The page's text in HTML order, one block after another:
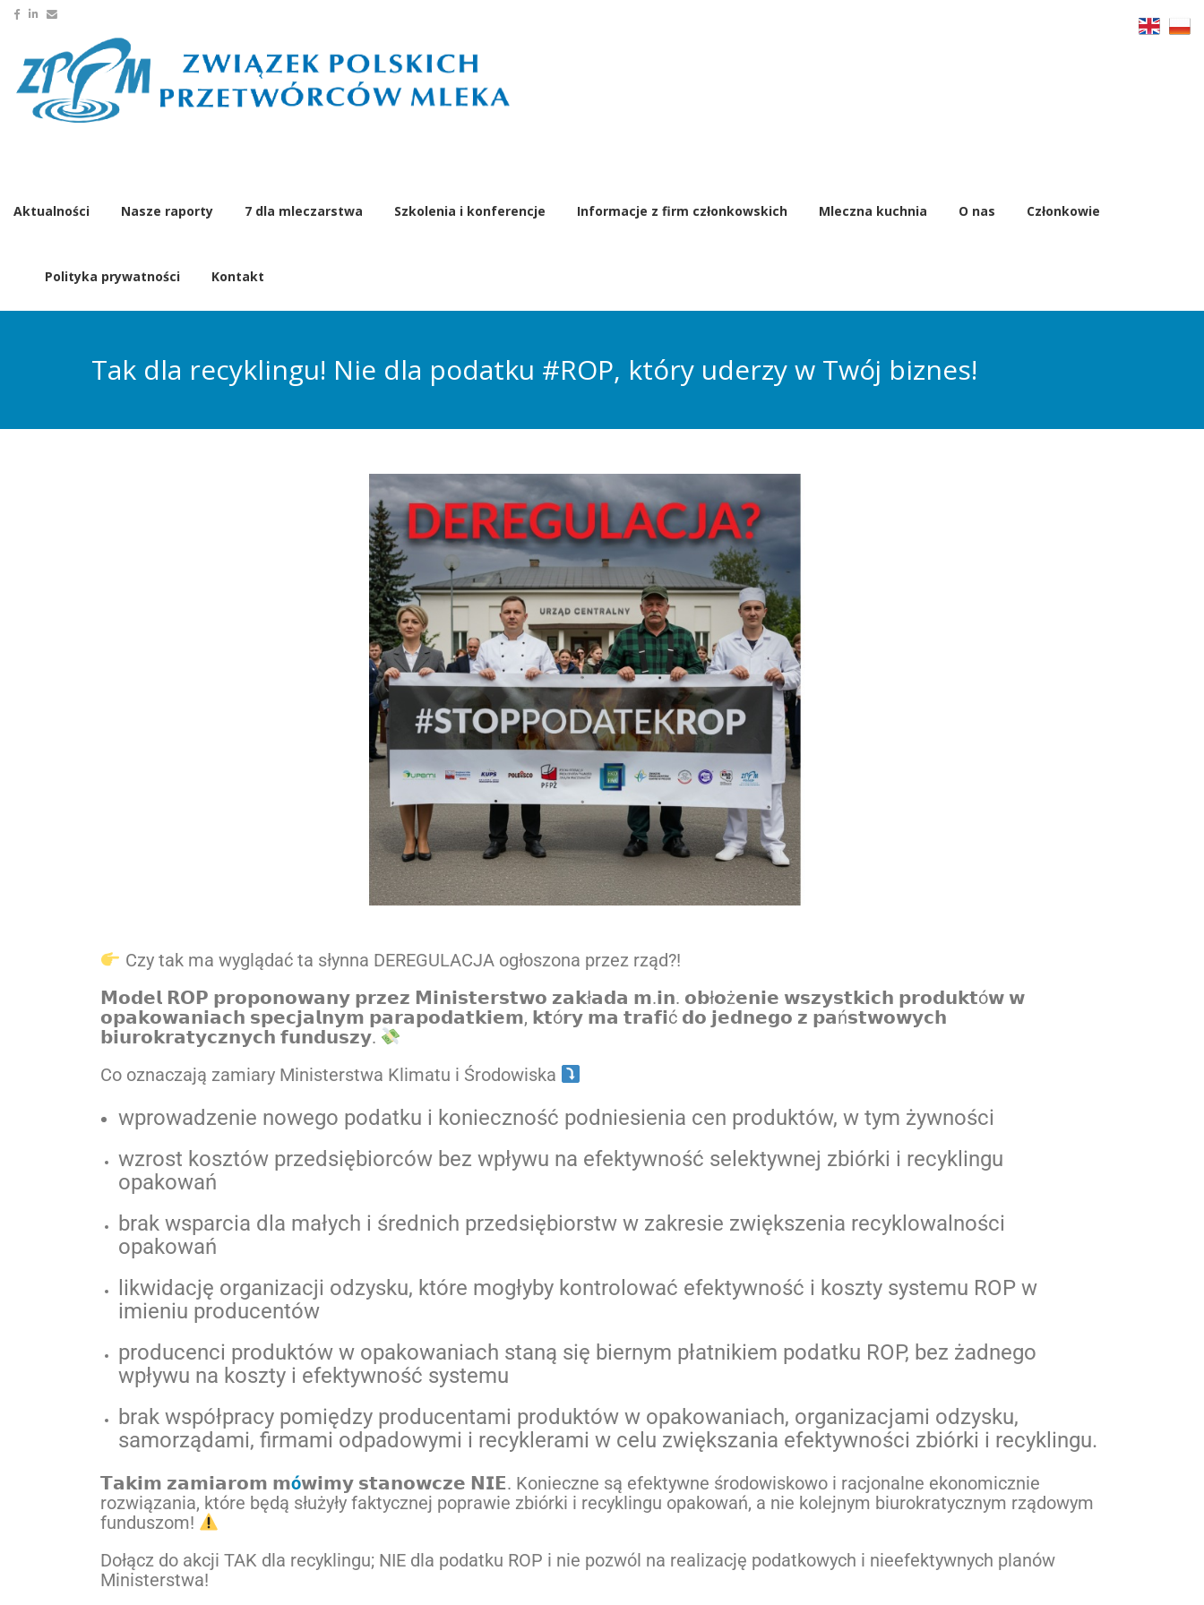
Aktualności Nasze raporty 7 dla mleczarstwa Szkolenia i konferencje Informacje z firm członkowskich Mleczna kuchnia O nas Członkowie
Polityka prywatności Kontakt
Tak dla recyklingu! Nie dla podatku #ROP, który uderzy w Twój biznes!
Czy tak ma wyglądać ta słynna DEREGULACJA ogłoszona przez rząd?!
𝗠𝗼𝗱𝗲𝗹 𝗥𝗢𝗣 𝗽𝗿𝗼𝗽𝗼𝗻𝗼𝘄𝗮𝗻𝘆 𝗽𝗿𝘇𝗲𝘇 𝗠𝗶𝗻𝗶𝘀𝘁𝗲𝗿𝘀𝘁𝘄𝗼 𝘇𝗮𝗸ł𝗮𝗱𝗮 𝗺.𝗶𝗻. 𝗼𝗯ł𝗼ż𝗲𝗻𝗶𝗲 𝘄𝘀𝘇𝘆𝘀𝘁𝗸𝗶𝗰𝗵 𝗽𝗿𝗼𝗱𝘂𝗸𝘁ó𝘄 𝘄
𝗼𝗽𝗮𝗸𝗼𝘄𝗮𝗻𝗶𝗮𝗰𝗵 𝘀𝗽𝗲𝗰𝗷𝗮𝗹𝗻𝘆𝗺 𝗽𝗮𝗿𝗮𝗽𝗼𝗱𝗮𝘁𝗸𝗶𝗲𝗺, 𝗸𝘁ó𝗿𝘆 𝗺𝗮 𝘁𝗿𝗮𝗳𝗶ć 𝗱𝗼 𝗷𝗲𝗱𝗻𝗲𝗴𝗼 𝘇 𝗽𝗮ń𝘀𝘁𝘄𝗼𝘄𝘆𝗰𝗵
𝗯𝗶𝘂𝗿𝗼𝗸𝗿𝗮𝘁𝘆𝗰𝘇𝗻𝘆𝗰𝗵 𝗳𝘂𝗻𝗱𝘂𝘀𝘇𝘆.
Co oznaczają zamiary Ministerstwa Klimatu i Środowiska
wprowadzenie nowego podatku i konieczność podniesienia cen produktów, w tym żywności
wzrost kosztów przedsiębiorców bez wpływu na efektywność selektywnej zbiórki i recyklingu
opakowań
brak wsparcia dla małych i średnich przedsiębiorstw w zakresie zwiększenia recyklowalności
opakowań
likwidację organizacji odzysku, które mogłyby kontrolować efektywność i koszty systemu ROP w
imieniu producentów
producenci produktów w opakowaniach staną się biernym płatnikiem podatku ROP, bez żadnego
wpływu na koszty i efektywność systemu
brak współpracy pomiędzy producentami produktów w opakowaniach, organizacjami odzysku,
samorządami, firmami odpadowymi i recyklerami w celu zwiększania efektywności zbiórki i recyklingu.
𝗧𝗮𝗸𝗶𝗺 𝘇𝗮𝗺𝗶𝗮𝗿𝗼𝗺 𝗺ó𝘄𝗶𝗺𝘆 𝘀𝘁𝗮𝗻𝗼𝘄𝗰𝘇𝗲 𝗡𝗜𝗘. Konieczne są efektywne środowiskowo i racjonalne ekonomicznie
rozwiązania, które będą służyły faktycznej poprawie zbiórki i recyklingu opakowań, a nie kolejnym biurokratycznym rządowym
funduszom!
Dołącz do akcji TAK dla recyklingu; NIE dla podatku ROP i nie pozwól na realizację podatkowych i nieefektywnych planów
Ministerstwa!